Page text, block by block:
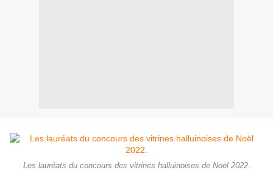
Les lauréats du concours des vitrines halluinoises de Noël 2022.